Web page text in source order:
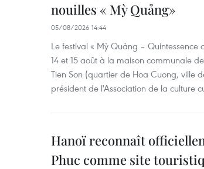
nouilles « Mỳ Quảng»
05/08/2026 14:44
Le festival « Mỳ Quảng –
14 et 15 août à la maison communale
Tien Son (quartier de Hoa Cuong, ville
président de l'Association de la culture
Hanoï reconnaît
Phuc comme site